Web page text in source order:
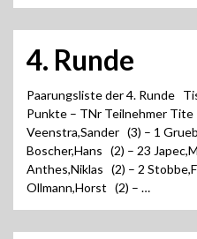
4. Runde
Paarungsliste der 4. Runde
Punkte – TNr Teilnehmer
Veenstra,Sander (3) – 1
Boscher,Hans (2) – 23
Anthes,Niklas (2) – 2
Ollmann,Horst (2) – …